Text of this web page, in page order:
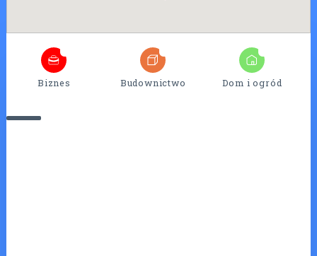
Biznes Budownictwo Dom i ogród